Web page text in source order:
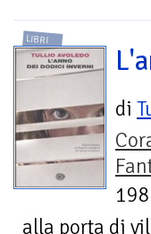
LIBRI
di
alla porta di